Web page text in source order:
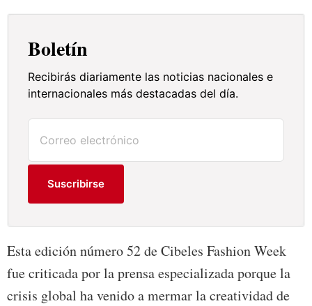
Boletín
Recibirás diariamente las noticias nacionales e
internacionales más destacadas del día.
Suscribirse
Esta edición número 52 de Cibeles Fashion Week
fue criticada por la prensa especializada porque la
crisis global ha venido a mermar la creatividad de